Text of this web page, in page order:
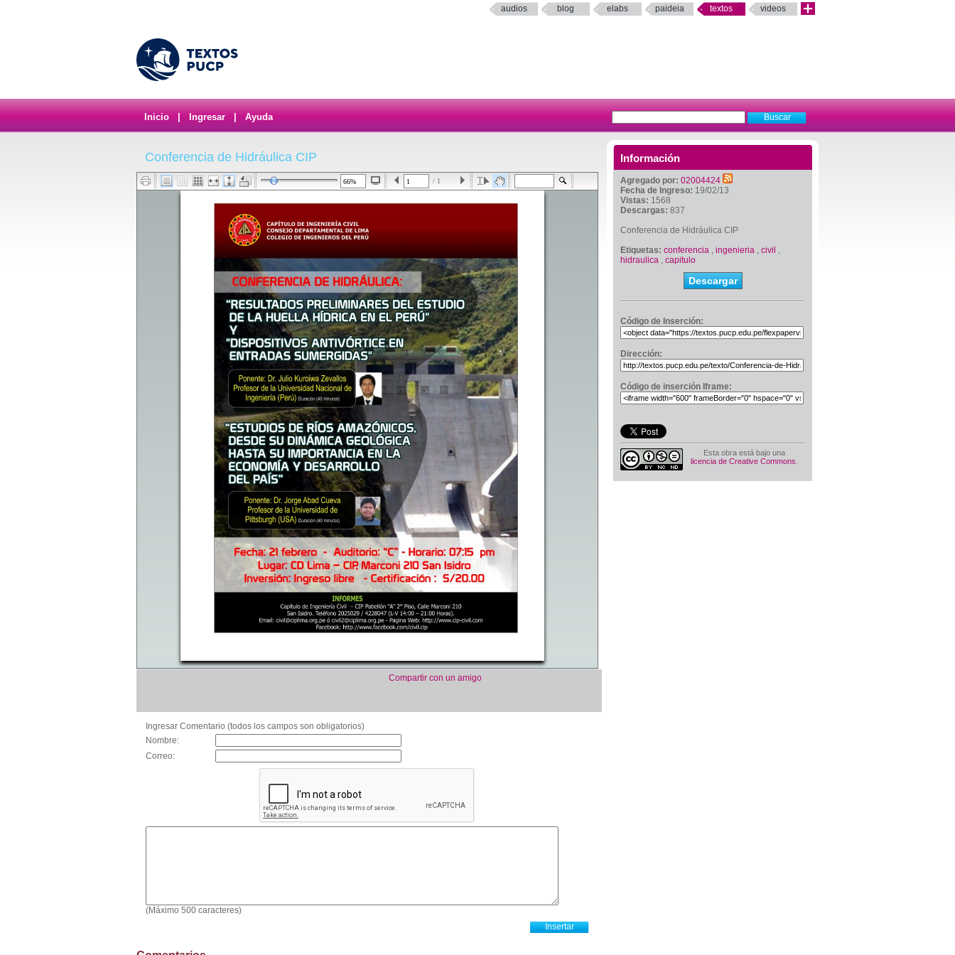
audios blog elabs paideia textos videos
Inicio Ingresar Ayuda
Información
Agregado por: 02004424
Fecha de Ingreso: 19/02/13
Vistas: 1568
Descargas: 837
Conferencia de Hidráulica CIP
Etiquetas: conferencia , ingenieria , civil ,
hidraulica , capitulo
Descargar
Código de Inserción:
Dirección:
Código de inserción Iframe:
Esta obra está bajo una
licencia de Creative Commons
Conferencia de Hidráulica CIP
/ 1
Compartir con un amigo
Ingresar Comentario (todos los campos son obligatorios)
Nombre:
Correo:
(Máximo 500 caracteres)